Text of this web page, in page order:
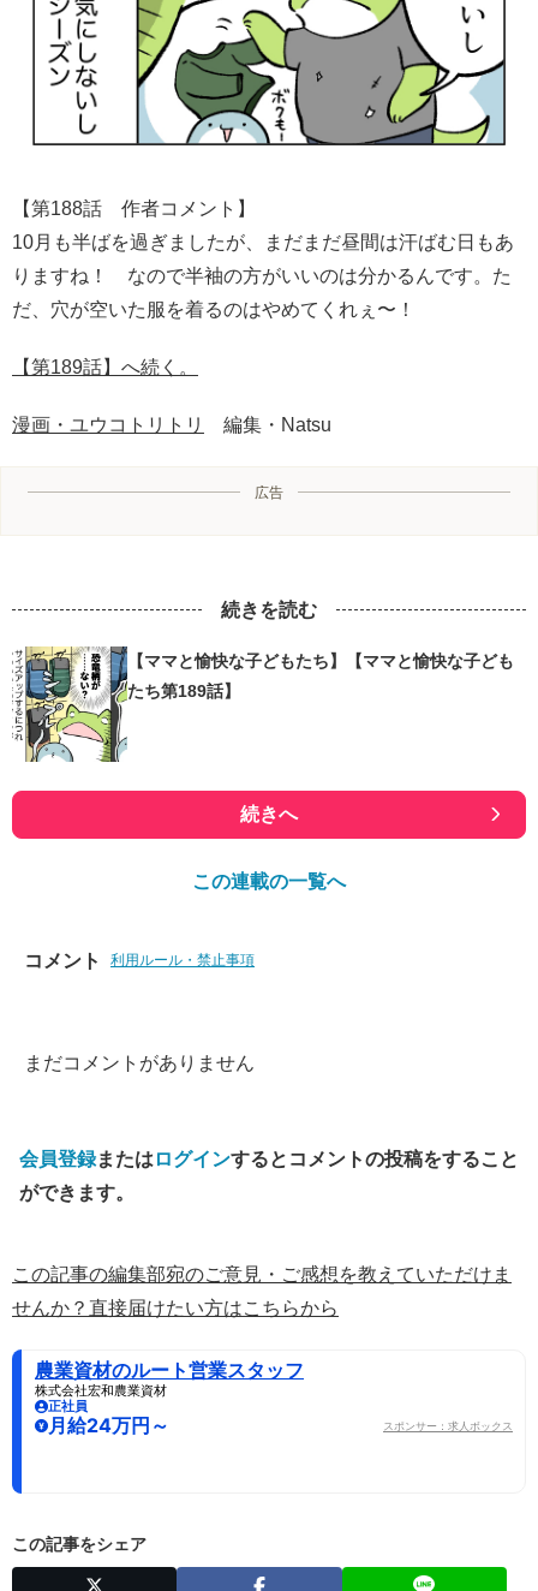
【第188話 作者コメント】
10月も半ばを過ぎましたが、まだまだ昼間は汗ばむ日もあ
りますね！ なので半袖の方がいいのは分かるんです。た
だ、穴が空いた服を着るのはやめてくれぇ〜！
【第189話】へ続く。
漫画・ユウコトリトリ 編集・Natsu
広告
続きを読む
【ママと愉快な子どもたち】【ママと愉快な子ども
たち第189話】
続きへ
この連載の一覧へ
コメント 利用ルール・禁止事項
まだコメントがありません
会員登録または ログインするとコメントの投稿をすること
ができます。
この記事の編集部宛のご意見・ご感想を教えていただけま
せんか？直接届けたい方はこちらから
農業資材のルート営業スタッフ
株式会社宏和農業資材
正社員
月給24万円～ スポンサー：求人ボックス
この記事をシェア